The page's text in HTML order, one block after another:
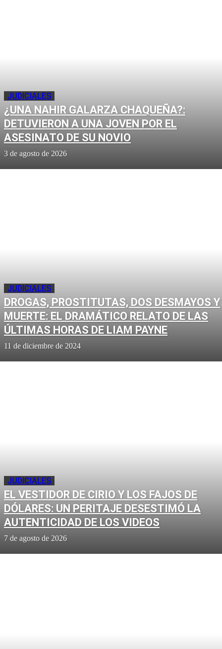
JUDICIALES
¿UNA NAHIR GALARZA CHAQUEÑA?:
DETUVIERON A UNA JOVEN POR EL
ASESINATO DE SU NOVIO
3 de agosto de 2026
JUDICIALES
DROGAS, PROSTITUTAS, DOS DESMAYOS Y
MUERTE: EL DRAMÁTICO RELATO DE LAS
ÚLTIMAS HORAS DE LIAM PAYNE
11 de diciembre de 2024
JUDICIALES
EL VESTIDOR DE CIRIO Y LOS FAJOS DE
DÓLARES: UN PERITAJE DESESTIMÓ LA
AUTENTICIDAD DE LOS VIDEOS
7 de agosto de 2026